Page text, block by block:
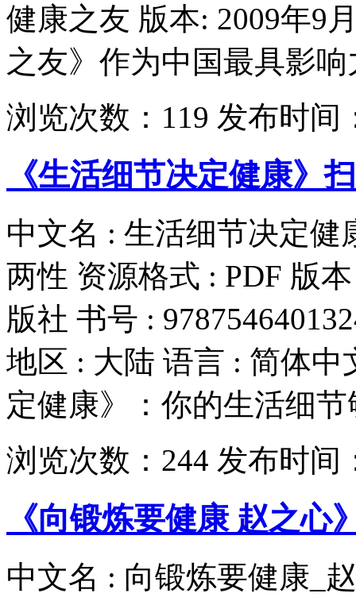
健康之友 版本: 2009年9
之友》作为中国最具影
浏览次数： 119 发布时间
《生活细节决定健康》
中文名 : 生活细节决定健
两性 资源格式 : PDF 版
版社 书号 :
地区 : 大陆 语言 : 简体
定健康》：你的生活细节
浏览次数： 244 发布时间
《向锻炼要健康 赵之
中文名 : 向锻炼要健康_